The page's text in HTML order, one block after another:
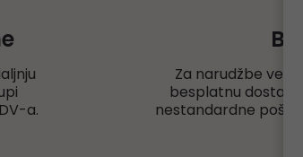
a.
Za narudžbe
besplatnu dostavu
nestandardne